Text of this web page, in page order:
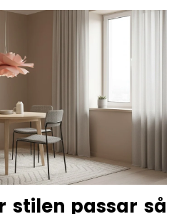
stilen passar så